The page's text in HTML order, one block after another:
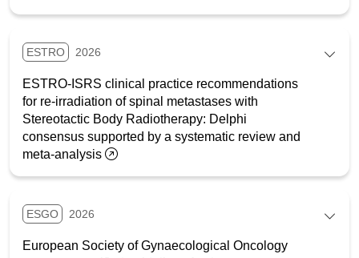
ESTRO 2026
ESTRO-ISRS clinical practice recommendations
for re-irradiation of spinal metastases with
Stereotactic Body Radiotherapy: Delphi
consensus supported by a systematic review and
meta-analysis
ESGO 2026
European Society of Gynaecological Oncology